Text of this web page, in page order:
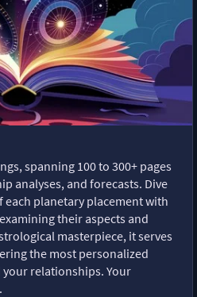
spanning 100 to 300+ pages
analyses, and forecasts. Dive
planetary placement with
their aspects and
masterpiece, it serves
the most personalized
relationships. Your